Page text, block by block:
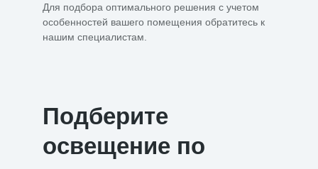
Для подбора оптимального решения с учетом
особенностей вашего помещения обратитесь к
нашим специалистам.
Подберите
освещение по